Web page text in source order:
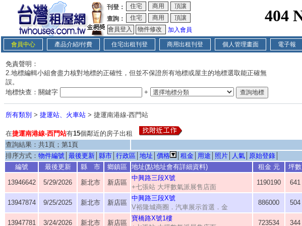
刊登：
查詢：
加入會員
會員中心 產品介紹/付費 住宅出租刊登 商用出租刊登 個人管理畫面 電子報
免責聲明：
2.地標編輯小組會盡力核對地標的正確性，但並不保證所有地標或屋主的地標選取能正確無
誤。
地標快查：關鍵字
+
所有類別 > 捷運站、火車站 > 捷運南港線-西門站
在捷運南港線-西門站有15個鄰近的房子出租
查詢結果：共1頁；第1頁
排序方式： 物件編號 最後更新 縣市 行政區 地址 價格 租金 用途 照片 人氣 原始登錄
編號
最後更新 縣 市 鄉鎮區 地址(點地址會有詳細資料) 租金 元 坪數
13946642 5/29/2026 新北市 新店區
中興路三段X號
+七張站 大坪數氣派展售店面
1190190 641
13947874 9/25/2025 新北市 新店區
中興路三段X號
V裕隆城商圈．汽車展示首選．金
886000 504
13947781 3/24/2026 新北市 新店區
寶橋路X號1樓
723534 344